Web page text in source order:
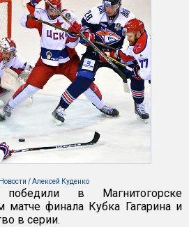
/ Алексей Куденко
в Магнитогорске
матче финала Кубка Гагарина и
в серии.